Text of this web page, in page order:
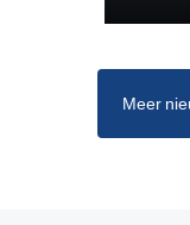
Meer